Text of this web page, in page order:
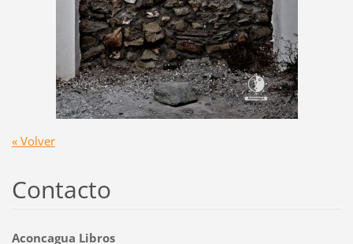
« Volver
Contacto
Aconcagua Libros